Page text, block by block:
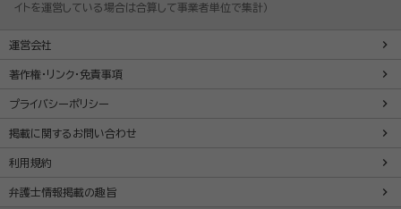
イトを運営している場合は合算して事業者単位で集計）
運営会社
著作権・リンク・免責事項
プライバシーポリシー
掲載に関するお問い合わせ
利用規約
弁護士情報掲載の趣旨